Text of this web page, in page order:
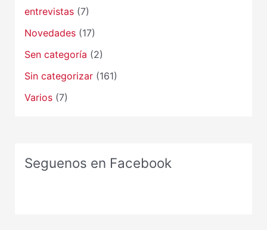
entrevistas(7)
Novedades(17)
Sen categoría (2)
Sin categorizar(161)
Varios(7)
Seguenos en Facebook